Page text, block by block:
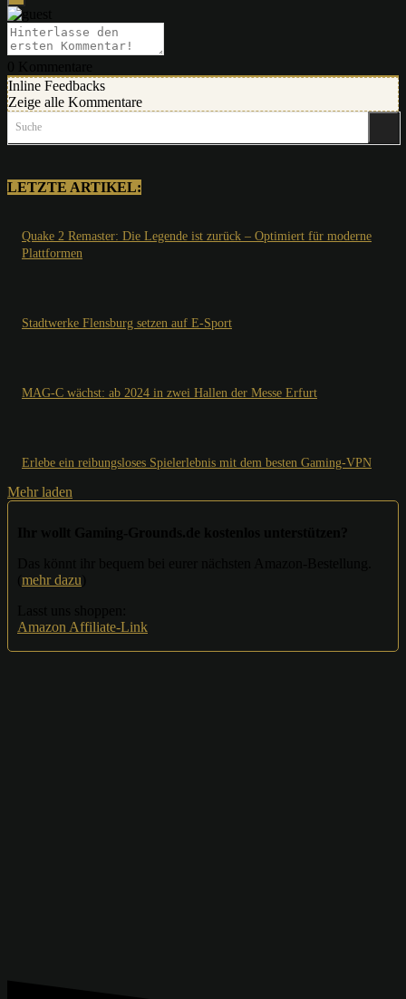
Inline Feedbacks
Zeige alle Kommentare
Suche
LETZTE ARTIKEL:
Quake 2 Remaster: Die Legende ist zurück – Optimiert für moderne
Plattformen
Stadtwerke Flensburg setzen auf E-Sport
MAG-C wächst: ab 2024 in zwei Hallen der Messe Erfurt
Erlebe ein reibungsloses Spielerlebnis mit dem besten Gaming-VPN
Mehr laden
mehr dazu
Amazon Affiliate-Link